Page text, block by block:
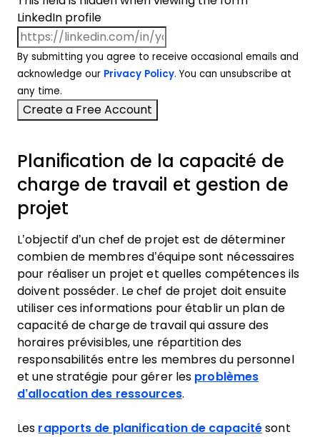
LinkedIn profile
By submitting you agree to receive occasional emails and
acknowledge our Privacy Policy. You can unsubscribe at
any time.
Planification de la capacité de
charge de travail et gestion de
projet
L’objectif d’un chef de projet est de déterminer
combien de membres d’équipe sont nécessaires
pour réaliser un projet et quelles compétences ils
doivent posséder. Le chef de projet doit ensuite
utiliser ces informations pour établir un plan de
capacité de charge de travail qui assure des
horaires prévisibles, une répartition des
responsabilités entre les membres du personnel
et une stratégie pour gérer les problèmes
d’allocation des ressources.
Les rapports de planification de capacité sont